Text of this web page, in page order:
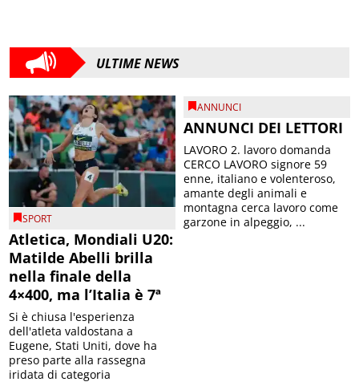
ULTIME NEWS
SPORT
Atletica, Mondiali U20:
Matilde Abelli brilla
nella finale della
4×400, ma l’Italia è 7ª
Si è chiusa l'esperienza
dell'atleta valdostana a
Eugene, Stati Uniti, dove ha
preso parte alla rassegna
iridata di categoria
ANNUNCI
ANNUNCI DEI LETTORI
LAVORO 2. lavoro domanda
CERCO LAVORO signore 59
enne, italiano e volenteroso,
amante degli animali e
montagna cerca lavoro come
garzone in alpeggio, ...